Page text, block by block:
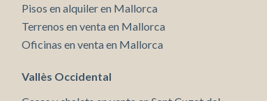
Pisos en alquiler en Mallorca
Terrenos en venta en Mallorca
Oficinas en venta en Mallorca
Vallès Occidental